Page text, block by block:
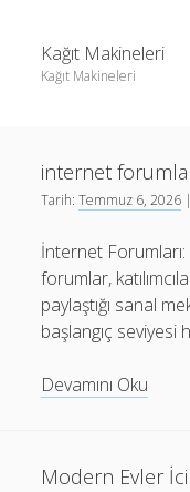
Kağıt Makineleri
Kağıt Makineleri
Liste
Sayfa Listesi
tiktok takipçi sayısı nasıl
Youtube Yorum Kasma
Liste
Sayfa Listesi
tiktok takipçi sayısı
Youtube Yorum
Kağıt
Makineleri
internet
Tarih:Temmuz 6, 2026
İnternet
forumlar,
paylaştığı sanal
başlangıç seviyesi
Devamını Oku
Modern Evler